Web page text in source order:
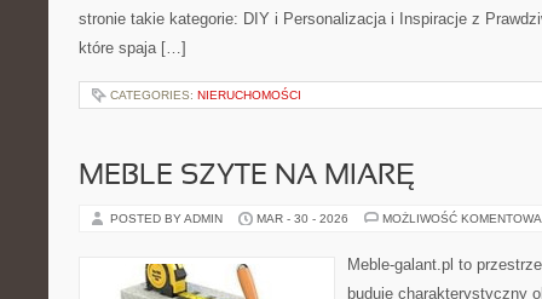
stronie takie kategorie: DIY i Personalizacja i Inspiracje z
które spaja […]
CATEGORIES: NIERUCHOMOŚCI
MEBLE SZYTE NA MIARĘ
POSTED BY ADMIN MAR - 30 - 2026 MOŻLIWOŚĆ
Meble-galant.pl to
buduje charakterystyczny